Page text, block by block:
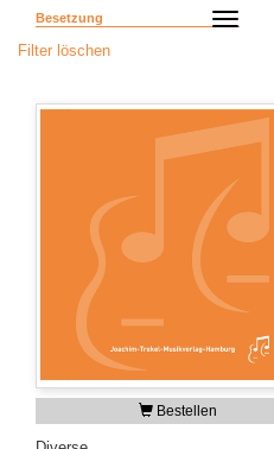
Besetzung
Filter löschen
Bestellen